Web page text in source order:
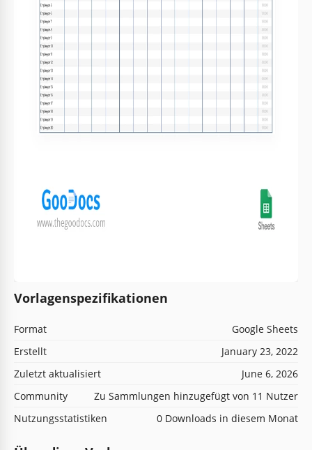
Vorlagenspezifikationen
Format
Google Sheets
Erstellt
January 23, 2022
Zuletzt aktualisiert
June 6, 2026
Community
Zu Sammlungen hinzugefügt von 11 Nutzer
Nutzungsstatistiken
0 Downloads in diesem Monat